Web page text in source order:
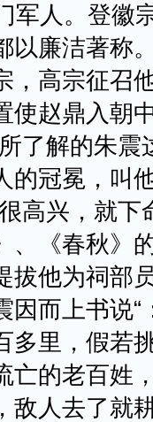
人。登徽
以廉洁著称
，高宗征召
使赵鼎入朝
了解的朱
的冠冕，叫
高兴，就
、《春秋》
拔他为祠部
因而上书说
多里，假若
亡的老百姓
敌人去了就